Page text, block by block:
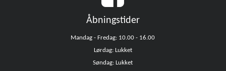
Åbningstider
Mandag - Fredag: 10.00 - 16.00
Lørdag: Lukket
Søndag: Lukket